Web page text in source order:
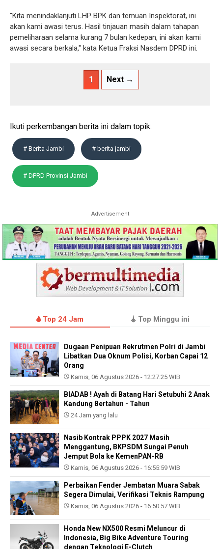
"Kita menindaklanjuti LHP BPK dan temuan Inspektorat, ini
akan kami awasi terus. Hasil tinjauan masih dalam tahapan
pemeliharaan selama kurang 7 bulan kedepan, ini akan kami
awasi secara berkala," kata Ketua Fraksi Nasdem DPRD ini.
1 Next →
Ikuti perkembangan berita ini dalam topik:
# Berita Jambi # berita jambi
# DPRD Provinsi Jambi
Advertisement
Top 24 Jam Top Minggu ini
Dugaan Penipuan Rekrutmen Polri di Jambi
Libatkan Dua Oknum Polisi, Korban Capai 12
Orang
Kamis, 06 Agustus 2026 - 12:27:25 WIB
BIADAB ! Ayah di Batang Hari Setubuhi 2 Anak
Kandung Bertahun - Tahun
24 Jam yang lalu
Nasib Kontrak PPPK 2027 Masih
Menggantung, BKPSDM Sungai Penuh
Jemput Bola ke KemenPAN-RB
Kamis, 06 Agustus 2026 - 16:55:59 WIB
Perbaikan Fender Jembatan Muara Sabak
Segera Dimulai, Verifikasi Teknis Rampung
Kamis, 06 Agustus 2026 - 16:50:57 WIB
Honda New NX500 Resmi Meluncur di
Indonesia, Big Bike Adventure Touring
dengan Teknologi E-Clutch